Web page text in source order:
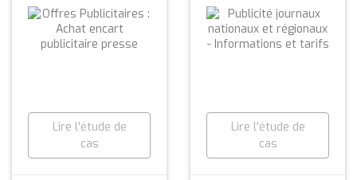
Lire l'étude de
cas
Lire l'étude de
cas